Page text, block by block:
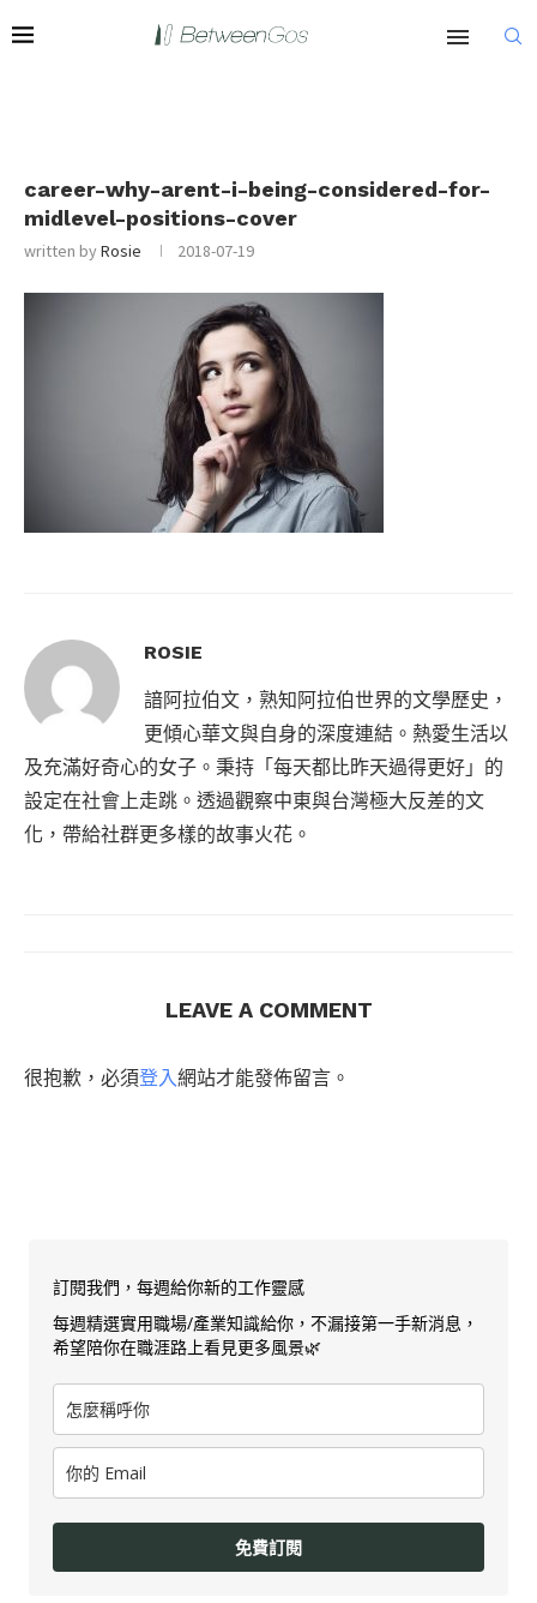
career-why-arent-i-being-considered-for-
midlevel-positions-cover
written byRosie 2018-07-19
ROSIE
諳阿拉伯文，熟知阿拉伯世界的文學歷史，
更傾心華文與自身的深度連結。熱愛生活以
及充滿好奇心的女子。秉持「每天都比昨天過得更好」的
設定在社會上走跳。透過觀察中東與台灣極大反差的文
化，帶給社群更多樣的故事火花。
LEAVE A COMMENT
很抱歉，必須登入網站才能發佈留言。
訂閱我們，每週給你新的工作靈感
每週精選實用職場/產業知識給你，不漏接第一手新消息，
希望陪你在職涯路上看見更多風景🌿
免費訂閱